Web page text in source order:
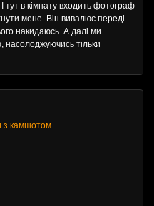
тут в кімнату входить фотограф
мене. Він вивалює переді
накидаюсь. А далі ми
тільки